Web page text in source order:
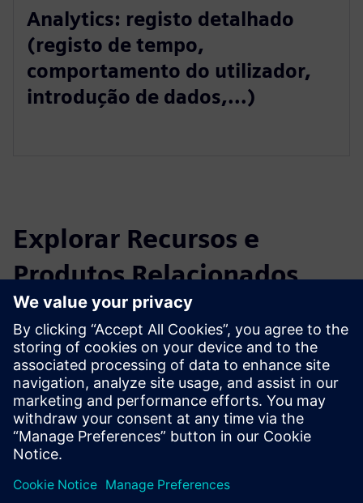
Analytics: registo detalhado
(registo de tempo,
comportamento do utilizador,
introdução de dados,...)
Explorar Recursos e
Produtos Relacionados
Informações e Recursos Adicionais
axele.be
Pré-requisitos